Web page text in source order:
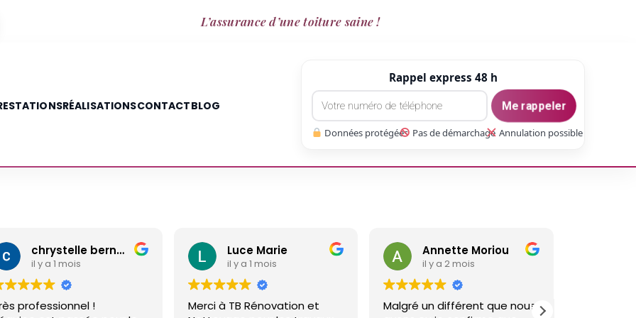
L’assurance d’une toiture saine !
RÉALISATIONSCONTACTBLOG
Rappel express 48 h
Me rappeler
Données protégées Pas de démarchage Annulation possible
Luce Marie
Merci à TB Rénovation et
Annette Moriou
Malgré un différent que nous
gaetan Gate
Réalisé un travail sur ma